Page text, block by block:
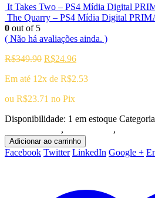
It Takes Two – PS4 Mídia Digital
The Quarry – PS4 Mídia Digital
0 out of 5
( Não há avaliações ainda. )
R$349.90 O
original
R$349.90.
R$24.96O
atual
Em até 12x de R$2.53
ou R$23.71 no Pix
Disponibilidade: 1 em estoque
, ,
Adicionar ao carrinho
Facebook Twitter LinkedIn Google +